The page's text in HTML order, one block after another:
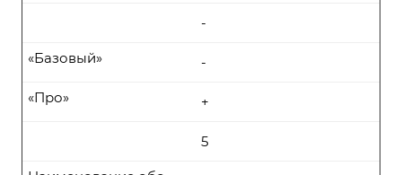
-
-
«Базовый»
+
«Про»
5